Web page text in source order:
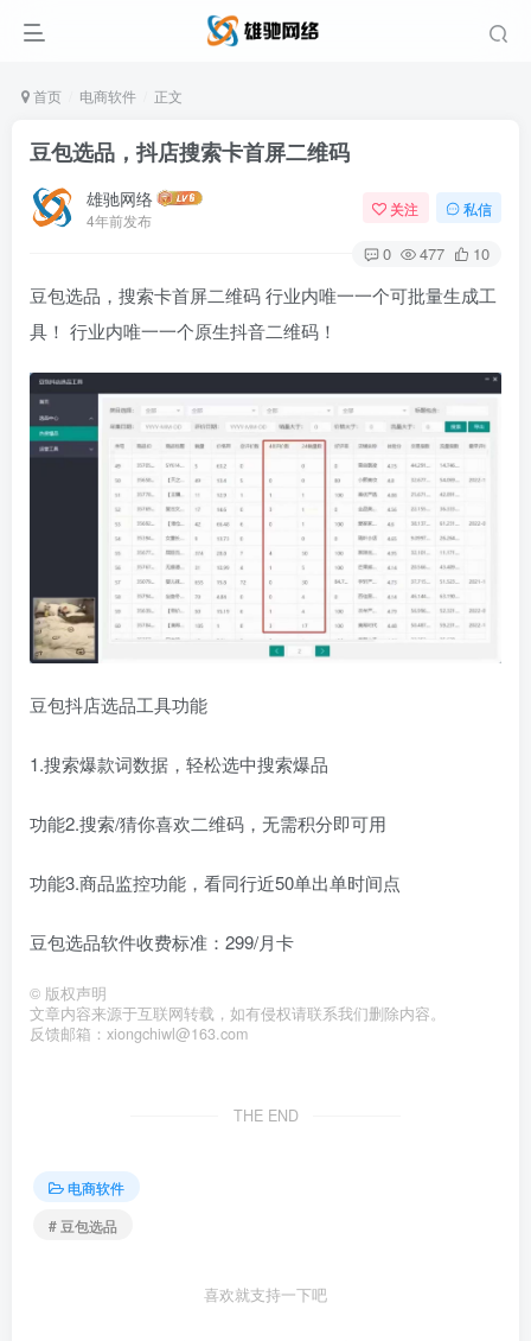
首页 电商软件 正文
豆包选品，抖店搜索卡首屏二维码
雄驰网络
4年前发布
关注 私信
0 477 10
豆包选品，搜索卡首屏二维码 行业内唯一一个可批量生成工
具！ 行业内唯一一个原生抖音二维码！
豆包抖店选品工具功能
1.搜索爆款词数据，轻松选中搜索爆品
功能2.搜索/猜你喜欢二维码，无需积分即可用
功能3.商品监控功能，看同行近50单出单时间点
豆包选品软件收费标准：299/月卡
© 版权声明
文章内容来源于互联网转载，如有侵权请联系我们删除内容。
反馈邮箱：xiongchiwl@163.com
THE END
电商软件
# 豆包选品
喜欢就支持一下吧